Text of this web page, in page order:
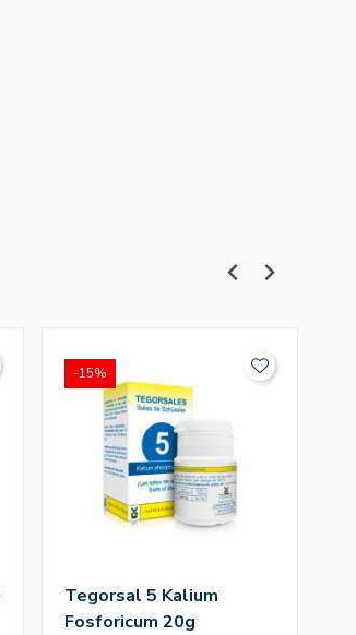
Tegorsal 5 Kalium
Fosforicum 20g
-15%